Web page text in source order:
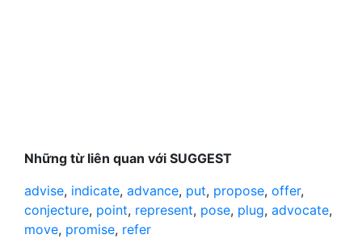
Những từ liên quan với SUGGEST
advise, indicate, advance, put, propose, offer,
conjecture, point, represent, pose, plug, advocate,
move, promise, refer